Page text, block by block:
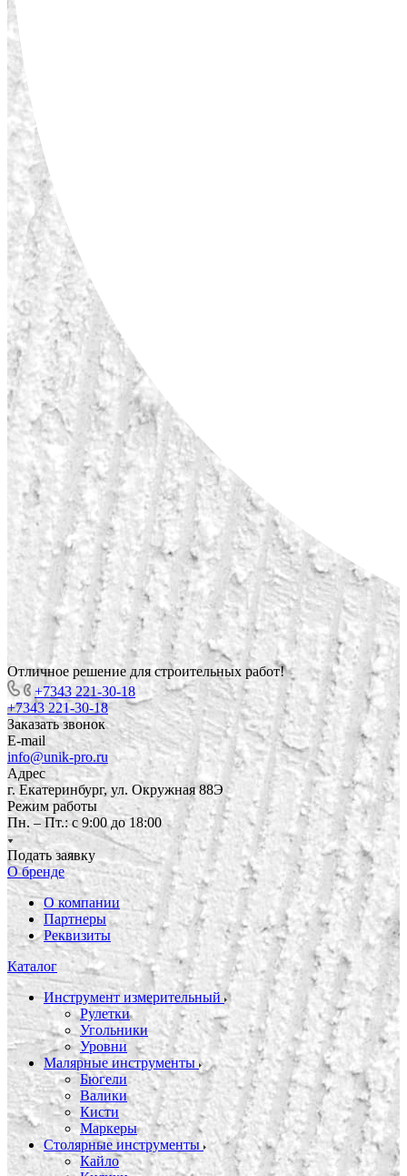
Отличное решение для строительных работ!
+7343 221-30-18
+7343 221-30-18
Заказать звонок
E-mail
info@unik-pro.ru
Адрес
г. Екатеринбург, ул. Окружная 88Э
Режим работы
Пн. – Пт.: с 9:00 до 18:00
Подать заявку
О бренде
О компании
Партнеры
Реквизиты
Каталог
Инструмент измерительный
Рулетки
Угольники
Уровни
Малярные инструменты
Бюгели
Валики
Кисти
Маркеры
Столярные инструменты
Кайло